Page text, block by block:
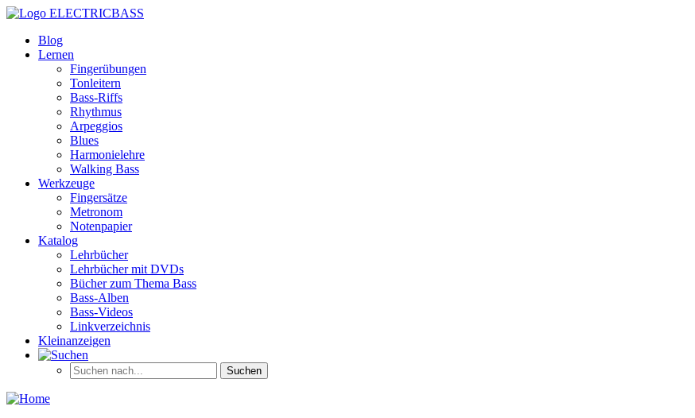
ELECTRICBASS
Blog
Lernen
Fingerübungen
Tonleitern
Bass-Riffs
Rhythmus
Arpeggios
Blues
Harmonielehre
Walking Bass
Werkzeuge
Fingersätze
Metronom
Notenpapier
Katalog
Lehrbücher
Lehrbücher mit DVDs
Bücher zum Thema Bass
Bass-Alben
Bass-Videos
Linkverzeichnis
Kleinanzeigen